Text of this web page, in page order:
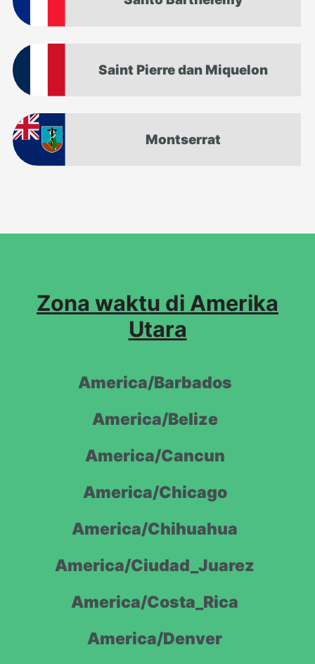
Saint Pierre dan Miquelon
Montserrat
Zona waktu di Amerika
Utara
America/Barbados
America/Belize
America/Cancun
America/Chicago
America/Chihuahua
America/Ciudad_Juarez
America/Costa_Rica
America/Denver